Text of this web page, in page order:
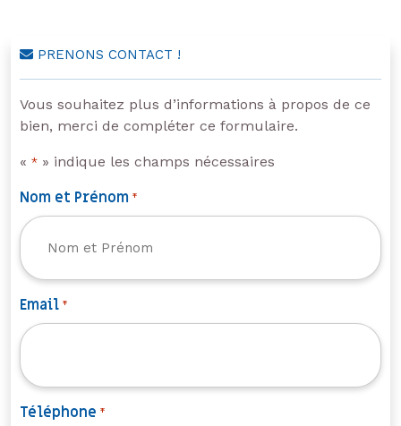
PRENONS CONTACT !
Vous souhaitez plus d’informations à propos de ce
bien, merci de compléter ce formulaire.
« * » indique les champs nécessaires
Nom et Prénom *
Email *
Téléphone *